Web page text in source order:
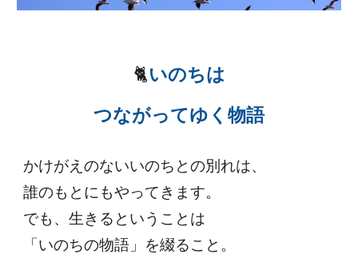
🐈いのちは
つながってゆく物語
かけがえのないいのちとの別れは、
誰のもとにもやってきます。
でも、生きるということは
「いのちの物語」を綴ること。